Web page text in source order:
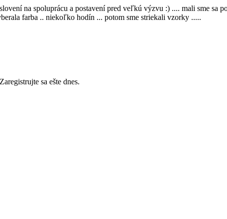
na spoluprácu a postavení pred veľkú výzvu :) .... mali sme sa
farba .. niekoľko hodín ... potom sme striekali vzorky .....
sa ešte dnes.